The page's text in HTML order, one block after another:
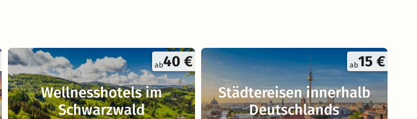
ab40 €
Wellnesshotels im
Schwarzwald
ab15 €
Städtereisen innerhalb
Deutschlands